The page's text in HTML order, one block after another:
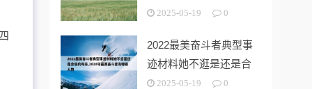
表发言
2025-05-19 0
2022最美奋斗者典型事
迹材料她不逛是还是合
格的母亲
2025-05-19 0